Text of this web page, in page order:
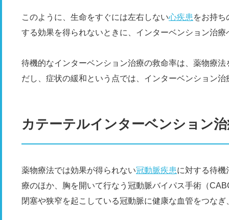
このように、生命をすぐには左右しない心疾患 をお持ち
する効果を得られないときに、インターベンション治療
待機的なインターベンション治療の救命率は、薬物療
だし、症状の緩和という点では、インターベンション
カテーテルインターベンション
薬物療法では効果が得られない冠動脈疾患に対する待機
療のほか、胸を開いて行なう冠動脈バイパス手術（
閉塞や狭窄を起こしている冠動脈に健康な血管をつな